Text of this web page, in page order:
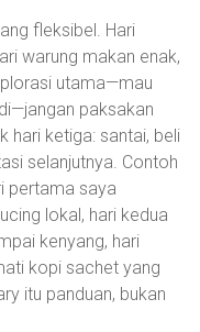
fleksibel. Hari
warung makan enak,
utama—mau
paksakan
hari ketiga: santai, beli
selanjutnya. Contoh
pertama saya
lokal, hari kedua
kenyang, hari
kopi sachet yang
itu panduan, bukan